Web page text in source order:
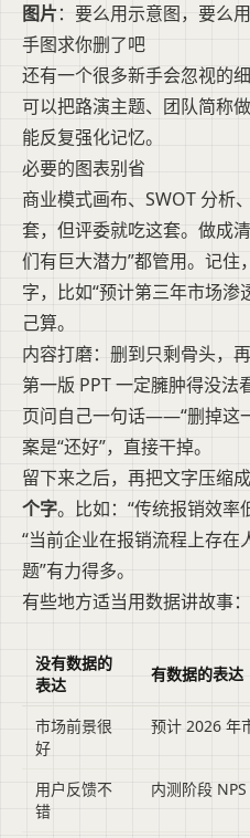
图片：要么用示意图，要么
手图求你删了吧
还有一个很多新手会忽视的细
可以把路演主题、团队简称
能反复强化记忆。
必要的图表别省
商业模式画布、SWOT 分
套，但评委就吃这套。做成
们有巨大潜力”都管用。记
字，比如“预计第三年市场渗
己算。
内容打磨：删到只剩骨头，
第一版 PPT 一定臃肿得没
页问自己一句话——“删掉这
案是“还好”，直接干掉。
留下来之后，再把文字压缩成
个字。比如：“传统报销效率
“当前企业在报销流程上存
题”有力得多。
有些地方适当用数据讲故事：
没有数据的
表达
有数据的表达
市场前景很
好
预计 2026 年
用户反馈不
错
内测阶段